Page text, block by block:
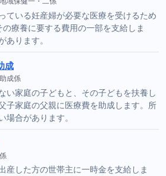
ている妊産婦が必要な医療を受けるため
療養に要する費用の一部を支給しま
あります。
成
成係
い家庭の子どもと、その子どもを扶養し
子家庭の父親に医療費を助成します。所
場合があります。
産した方の世帯主に一時金を支給しま